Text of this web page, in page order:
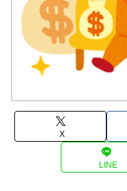
X
LINE